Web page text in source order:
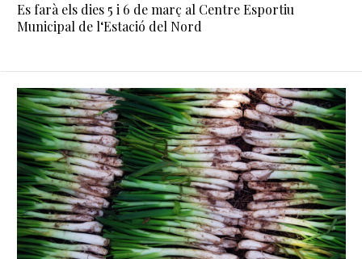
Es farà els dies 5 i 6 de març al Centre Esportiu
Municipal de l‘Estació del Nord